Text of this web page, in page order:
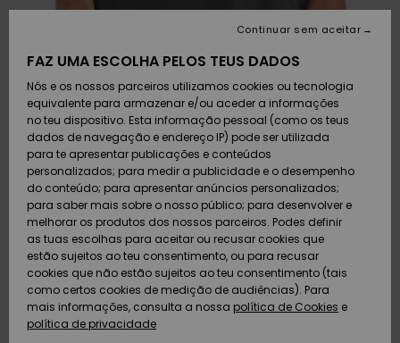
Calçado e
chinelos
Surfe/água
Snow
Artigos
recém-
chegados
MENINO
Calçado e
chinelos
Surfe/água
Neve
Artigos
recém-
chegados
MULHER
chegados
Highlights
Snow
SURF
Crianças
Highlights
Community
SNOW
Artigos
Criança
Snow Shop
Feminino
Highlights
Community
DUPLA
PROMO
Criança
Outlet
Mulher
AJUDA
Devoluções
Pagamento
Cartão
presente
Quiksilver
Freedom
Protecção de
dados
SUSTAINABILITY
FAZ UMA ESCOLHA PELOS TEUS DADOS
Nós e os nossos parceiros utilizamos cookies ou tecnologia
equivalente para armazenar e/ou aceder a informações
no teu dispositivo. Esta informação pessoal (como os teus
dados de navegação e endereço IP) pode ser utilizada
para te apresentar publicações e conteúdos
personalizados; para medir a publicidade e o desempenho
do conteúdo; para apresentar anúncios personalizados;
para saber mais sobre o nosso público; para desenvolver e
melhorar os produtos dos nossos parceiros. Podes definir
as tuas escolhas para aceitar ou recusar cookies que
estão sujeitos ao teu consentimento, ou para recusar
cookies que não estão sujeitos ao teu consentimento (tais
como certos cookies de medição de audiências). Para
mais informações, consulta a nossa política de Cookies e
política de privacidade
Continuar sem aceitar